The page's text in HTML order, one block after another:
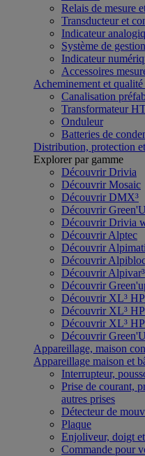
Relais de mesure
Transducteur et
Indicateur
Système de
Indicateur
Accessoires
Acheminement et
Canalisation
Transformateur
Onduleur
Batteries de
Distribution, protection
Explorer par gamme
Découvrir Drivia
Découvrir Mosaic
Découvrir DMX³
Découvrir
Découvrir Drivia
Découvrir Alptec
Découvrir
Découvrir
Découvrir Alpivar³
Découvrir
Découvrir XL³
Découvrir XL³
Découvrir XL³
Découvrir
Appareillage, maison
Appareillage maison et
Interrupteur,
Prise de courant,
autres prises
Détecteur de
Plaque
Enjoliveur, doigt
Commande pour